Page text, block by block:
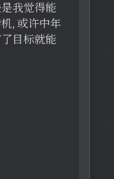
我觉得能
, 或许中年
目标就能